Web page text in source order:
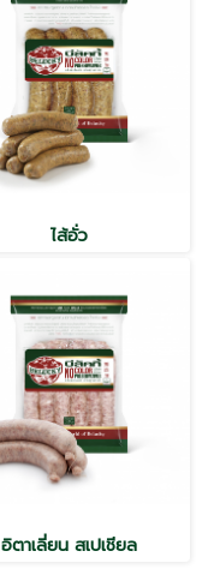
ไส้อั่ว
อิตาเลี่ยน สเปเชียล